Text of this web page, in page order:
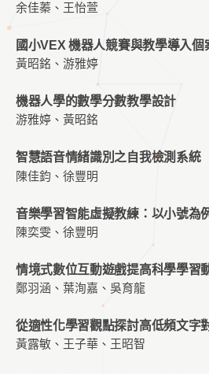
余佳蓁、王怡萱
國小VEX 機器人競賽與教學導入個
黃昭銘、游雅婷
機器人學的數學分數教學設計
游雅婷、黃昭銘
智慧語音情緒識別之自我檢測系統
陳佳鈞、徐豐明
音樂學習智能虛擬教練：以小號為
陳奕雯、徐豐明
情境式數位互動遊戲提高科學學習
鄭羽涵、葉洵嘉、吳育龍
從適性化學習觀點探討高低頻文字
黃露敏、王子華、王昭智